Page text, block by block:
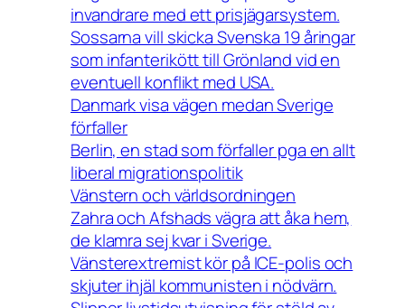
invandrare med ett prisjägarsystem.
Sossarna vill skicka Svenska 19 åringar
som infanterikött till Grönland vid en
eventuell konflikt med USA.
Danmark visa vägen medan Sverige
förfaller
Berlin, en stad som förfaller pga en allt
liberal migrationspolitik
Vänstern och världsordningen
Zahra och Afshads vägra att åka hem,
de klamra sej kvar i Sverige.
Vänsterextremist kör på ICE-polis och
skjuter ihjäl kommunisten i nödvärn.